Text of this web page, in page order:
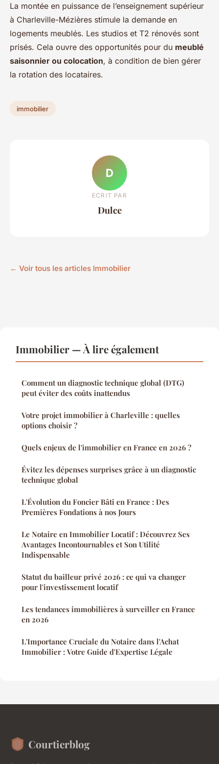
La montée en puissance de l’enseignement supérieur
à Charleville-Mézières stimule la demande en
logements meublés. Les studios et T2 rénovés sont
prisés. Cela ouvre des opportunités pour du meublé
saisonnier ou colocation, à condition de bien gérer
la rotation des locataires.
immobilier
D
ECRIT PAR
Dulce
← Voir tous les articles Immobilier
Immobilier — À lire également
Comment un diagnostic technique global (DTG)
peut éviter des coûts inattendus
Votre projet immobilier à Charleville : quelles
options choisir ?
Quels enjeux de l'immobilier en France en 2026 ?
Évitez les dépenses surprises grâce à un diagnostic
technique global
L'Évolution du Foncier Bâti en France : Des
Premières Fondations à nos Jours
Le Notaire en Immobilier Locatif : Découvrez Ses
Avantages Incontournables et Son Utilité
Indispensable
Statut du bailleur privé 2026 : ce qui va changer
pour l'investissement locatif
Les tendances immobilières à surveiller en France
en 2026
L'Importance Cruciale du Notaire dans l'Achat
Immobilier : Votre Guide d'Expertise Légale
Courtierblog